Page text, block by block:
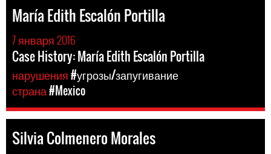
María Edith Escalón Portilla
7 января 2016
Case History: María Edith Escalón Portilla
нарушения#угрозы/запугивание
страна#Mexico
Silvia Colmenero Morales